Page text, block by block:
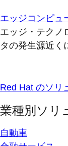
エッジコンピュ
エッジ・テクノ
タの発生源近く
Red Hat のソリ
業種別ソリ
自動車